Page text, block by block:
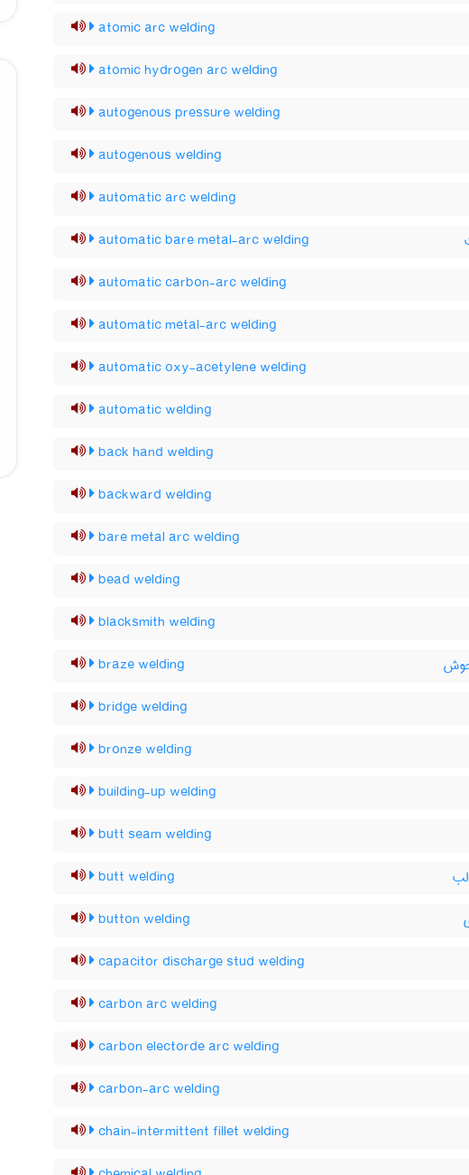
atomic arc welding
atomic hydrogen arc welding
autogenous pressure welding
autogenous welding
automatic arc welding
automatic bare metal-arc welding
automatic carbon-arc welding
automatic metal-arc welding
automatic oxy-acetylene welding
automatic welding
back hand welding
backward welding
bare metal arc welding
bead welding
blacksmith welding
braze welding
bridge welding
bronze welding
building-up welding
butt seam welding
butt welding
button welding
capacitor discharge stud welding
carbon arc welding
carbon electorde arc welding
carbon-arc welding
chain-intermittent fillet welding